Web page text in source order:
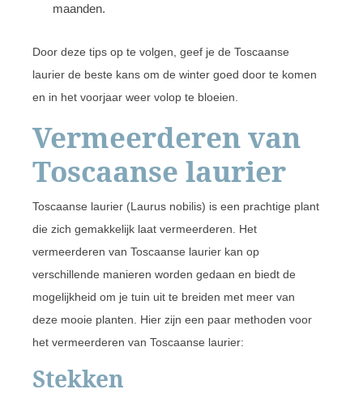
maanden.
Door deze tips op te volgen, geef je de Toscaanse
laurier de beste kans om de winter goed door te komen
en in het voorjaar weer volop te bloeien.
Vermeerderen van
Toscaanse laurier
Toscaanse laurier (Laurus nobilis) is een prachtige plant
die zich gemakkelijk laat vermeerderen. Het
vermeerderen van Toscaanse laurier kan op
verschillende manieren worden gedaan en biedt de
mogelijkheid om je tuin uit te breiden met meer van
deze mooie planten. Hier zijn een paar methoden voor
het vermeerderen van Toscaanse laurier:
Stekken